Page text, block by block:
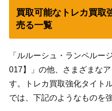
買取可能なトレカ買
売る一覧
「ルルーシュ・ランペルー
017】」の他、さまざまな
す。トレカ買取強化タイト
では、下記のようなものを